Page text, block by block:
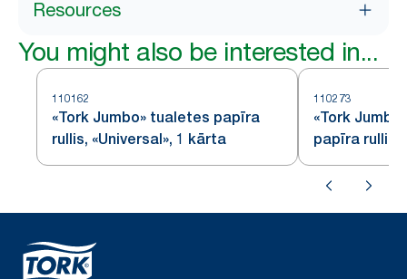
Resources
You might also be interested in...
110162
«Tork Jumbo» tualetes papīra
rullis, «Universal», 1 kārta
110273
«Tork
papīra rullis,